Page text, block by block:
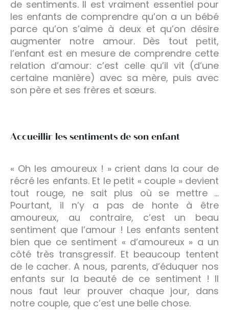
de sentiments. Il est vraiment essentiel pour
les enfants de comprendre qu’on a un bébé
parce qu’on s’aime à deux et qu’on désire
augmenter notre amour. Dès tout petit,
l’enfant est en mesure de comprendre cette
relation d’amour: c’est celle qu’il vit (d’une
certaine manière) avec sa mère, puis avec
son père et ses frères et sœurs.
Accueillir les sentiments de son enfant
« Oh les amoureux ! » crient dans la cour de
récré les enfants. Et le petit « couple » devient
tout rouge, ne sait plus où se mettre …
Pourtant, il n’y a pas de honte à être
amoureux, au contraire, c’est un beau
sentiment que l’amour ! Les enfants sentent
bien que ce sentiment « d’amoureux » a un
côté très transgressif. Et beaucoup tentent
de le cacher. A nous, parents, d’éduquer nos
enfants sur la beauté de ce sentiment ! Il
nous faut leur prouver chaque jour, dans
notre couple, que c’est une belle chose.